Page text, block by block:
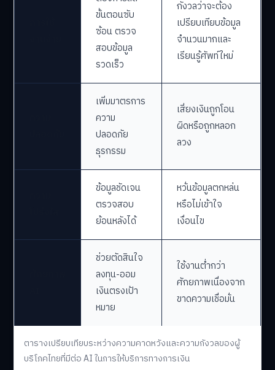
ตารางเปรียบเทียบระหว่างความคาดหวังและความกังวลของผู้
บริโภคไทยที่มีต่อ AI ในการให้บริการทางการเงิน
ขั้นตอนซับ
ซ้อน ตรวจ
สอบข้อมูล
รวดเร็ว
กังวลว่าจะต้อง
เปรียบเทียบข้อมูล
จำนวนมากและ
เรียนรู้ศัพท์ใหม่
เพิ่มมาตรการ
ความ
ปลอดภัย
ธุรกรรม
เสี่ยงเงินถูกโอน
ผิดหรือถูกหลอก
ลวง
ข้อมูลชัดเจน
ตรวจสอบ
ย้อนหลังได้
หวั่นข้อมูลตกหล่น
หรือไม่เข้าใจ
เงื่อนไข
ช่วยตัดสินใจ
ลงทุน-ออม
เงินตรงเป้า
หมาย
ใช้งานต่ำกว่า
ศักยภาพเนื่องจาก
ขาดความเชื่อมั่น